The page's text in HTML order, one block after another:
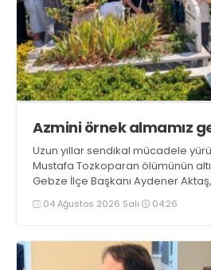
Azmini örnek almamız
Uzun yıllar sendikal mücadele
Mustafa Tozkoparan ölümünün
Gebze İlçe Başkanı Aydener
mücadelesini yükseltmeli, azmini
04 Ağustos 2026 Salı 04:26